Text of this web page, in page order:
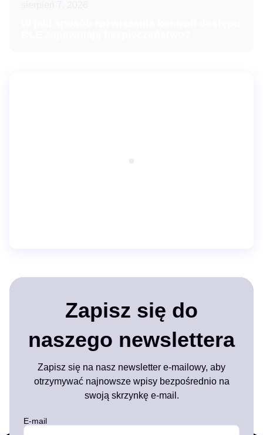
Zapisz się do
naszego newslettera
Zapisz się na nasz newsletter e-mailowy, aby
otrzymywać najnowsze wpisy bezpośrednio na
swoją skrzynkę e-mail.
E-mail